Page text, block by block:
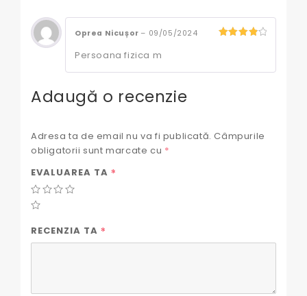
Oprea Nicușor – 09/05/2024
Persoana fizica m
Adaugă o recenzie
Adresa ta de email nu va fi publicată. Câmpurile
obligatorii sunt marcate cu *
EVALUAREA TA *
RECENZIA TA *